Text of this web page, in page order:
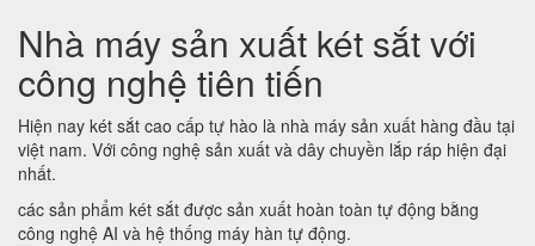
Nhà máy sản xuất két sắt với
công nghệ tiên tiến
Hiện nay két sắt cao cấp tự hào là nhà máy sản xuất hàng đầu tại
việt nam. Với công nghệ sản xuất và dây chuyền lắp ráp hiện đại
nhất.
các sản phẩm két sắt được sản xuất hoàn toàn tự động bằng
công nghệ AI và hệ thống máy hàn tự động.